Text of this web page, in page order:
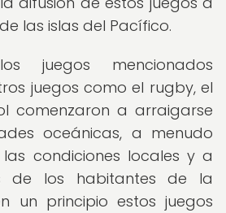
las islas del Pacífico.
juegos mencionados
juegos como el rugby, el
comenzaron a arraigarse
oceánicas, a menudo
condiciones locales y a
de los habitantes de la
un principio estos juegos